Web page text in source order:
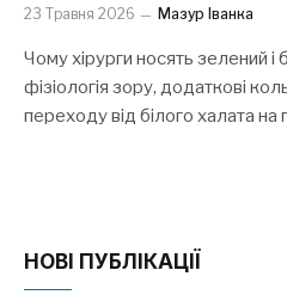
23 Травня 2026 Мазур Іванка
Чому хірурги носять зелений
фізіологія зору, додаткові
переходу від білого халата на
НОВІ ПУБЛІКАЦІЇ